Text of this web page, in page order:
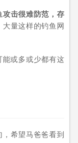
攻击很难防范，存
量这样的钓鱼网
或多或少都有这
希望马爸爸看到